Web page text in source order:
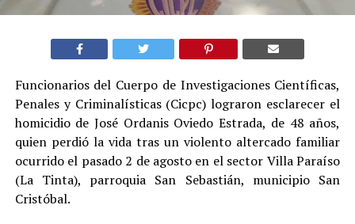
Funcionarios del Cuerpo de Investigaciones Científicas,
Penales y Criminalísticas (Cicpc) lograron esclarecer el
homicidio de José Ordanis Oviedo Estrada, de 48 años,
quien perdió la vida tras un violento altercado familiar
ocurrido el pasado 2 de agosto en el sector Villa Paraíso
(La Tinta), parroquia San Sebastián, municipio San
Cristóbal.